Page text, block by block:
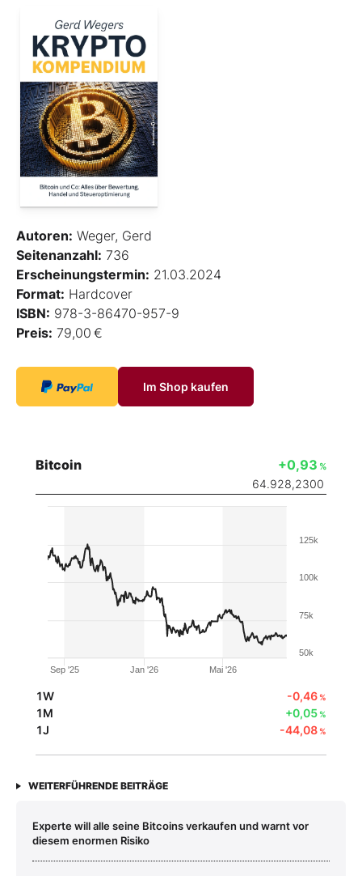
Autoren: Weger, Gerd
Seitenanzahl: 736
Erscheinungstermin: 21.03.2024
Format: Hardcover
ISBN: 978-3-86470-957-9
Preis: 79,00 €
Im Shop kaufen
Bitcoin +0,93 %
64.928,2300
Sep '25 Jan '26 Mai '26
50k
75k
100k
125k
1W -0,46%
1M +0,05%
1J -44,08%
WEITERFÜHRENDE BEITRÄGE
Experte will alle seine Bitcoins verkaufen und warnt vor
diesem enormen Risiko